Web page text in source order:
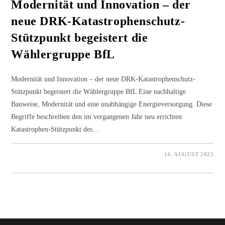
Modernität und Innovation – der
neue DRK-Katastrophenschutz-
Stützpunkt begeistert die
Wählergruppe BfL
Modernität und Innovation – der neue DRK-Katastrophenschutz-
Stützpunkt begeistert die Wählergruppe BfL Eine nachhaltige
Bauweise, Modernität und eine unabhängige Energieversorgung. Diese
Begriffe beschreiben den im vergangenen Jahr neu errichten
Katastrophen-Stützpunkt des…
14. AUGUST 2025